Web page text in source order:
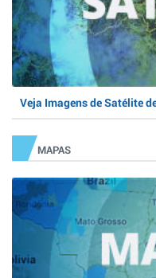
Veja Imagens de Satélite
MAPAS